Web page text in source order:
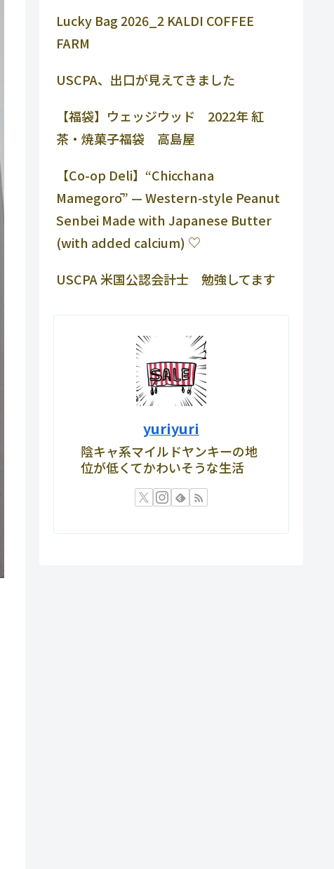
Lucky Bag 2026_2 KALDI COFFEE
FARM
USCPA、出口が見えてきました
【福袋】ウェッジウッド 2022年 紅
茶・焼菓子福袋 高島屋
【Co-op Deli】“Chicchana
Mamegorō” — Western‑style Peanut
Senbei Made with Japanese Butter
(with added calcium) ♡
USCPA 米国公認会計士 勉強してます
yuriyuri
陰キャ系マイルドヤンキーの地
位が低くてかわいそうな生活